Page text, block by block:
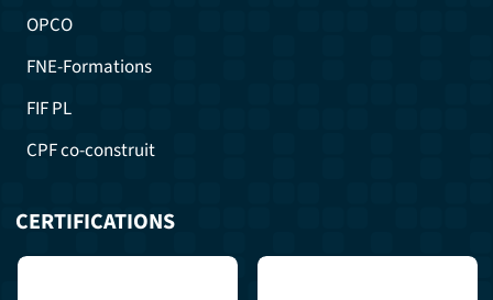
CERTIFICATIONS
OPCO
FNE-Formations
FIF PL
CPF co-construit